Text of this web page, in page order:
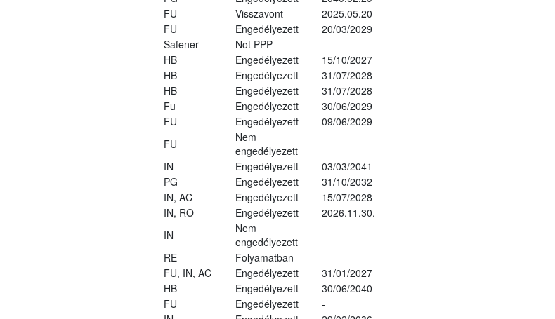
FU Visszavont
2025.05.20
FU Engedélyezett
20/03/2029
Safener Not PPP
-
HB Engedélyezett
15/10/2027
HB Engedélyezett
31/07/2028
HB Engedélyezett
31/07/2028
Fu Engedélyezett
30/06/2029
FU Engedélyezett
09/06/2029
FU
Nem
engedélyezett
IN Engedélyezett
03/03/2041
PG Engedélyezett
31/10/2032
IN, AC Engedélyezett
15/07/2028
IN, RO Engedélyezett
2026.11.30.
IN
Nem
engedélyezett
RE
Folyamatban
FU, IN, AC Engedélyezett
31/01/2027
HB Engedélyezett
30/06/2040
FU Engedélyezett
-